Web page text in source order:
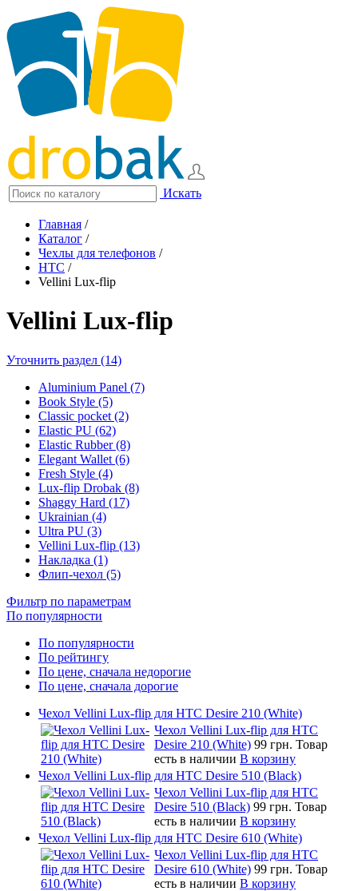
Искать
Главная /
Каталог /
Чехлы для телефонов /
HTC /
Vellini Lux-flip
Vellini Lux-flip
Уточнить раздел (14)
Aluminium Panel (7)
Book Style (5)
Classic pocket (2)
Elastic PU (62)
Elastic Rubber (8)
Elegant Wallet (6)
Fresh Style (4)
Lux-flip Drobak (8)
Shaggy Hard (17)
Ukrainian (4)
Ultra PU (3)
Vellini Lux-flip (13)
Накладка (1)
Флип-чехол (5)
Фильтр по параметрам
По популярности
По популярности
По рейтингу
По цене, сначала недорогие
По цене, сначала дорогие
Чехол Vellini Lux-flip для HTC Desire 210 (White)
Чехол Vellini Lux-flip для HTC
Desire 210 (White) 99 грн. Товар
есть в наличии В корзину
Чехол Vellini Lux-flip для HTC Desire 510 (Black)
Чехол Vellini Lux-flip для HTC
Desire 510 (Black) 99 грн. Товар
есть в наличии В корзину
Чехол Vellini Lux-flip для HTC Desire 610 (White)
Чехол Vellini Lux-flip для HTC
Desire 610 (White) 99 грн. Товар
есть в наличии В корзину